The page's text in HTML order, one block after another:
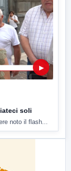
▶
soli
noto il flash...